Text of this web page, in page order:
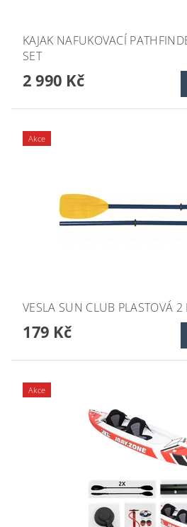
KAJAK NAFUKOVACÍ
SET
2 990 Kč
Akce
VESLA SUN CLUB PLASTOVÁ 2
179 Kč
Akce